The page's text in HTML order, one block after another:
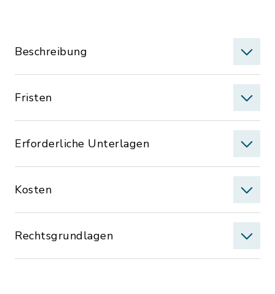
Beschreibung
Fristen
Erforderliche Unterlagen
Kosten
Rechtsgrundlagen